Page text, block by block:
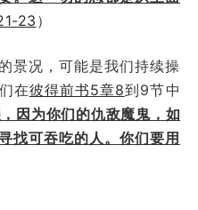
23）
景况，可能是我们持续操
在彼得前书5章8到9节中
因为你们的仇敌魔鬼，如
找可吞吃的人。你们要用